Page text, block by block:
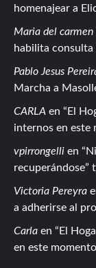
homenajear a
Maria del carmen
habilita consulta
Pablo Jesus
Marcha a
CARLA en
El
internos en este
vpirrongelli en
recuperándose”
Victoria Pereyra
a adherirse al
Carla en
El
en este momento